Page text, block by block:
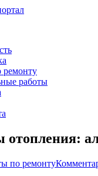
ремонту
работы
отопления:
по ремонту